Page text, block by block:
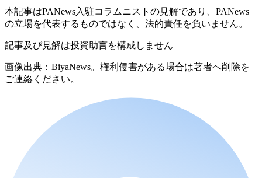
本記事はPANews入駐コラムニストの見解であり、PANews
の立場を代表するものではなく、法的責任を負いません。
記事及び見解は投資助言を構成しません
画像出典：BiyaNews。権利侵害がある場合は著者へ削除を
ご連絡ください。